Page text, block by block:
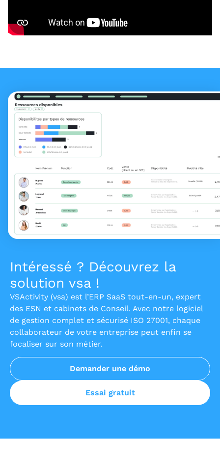
Intéressé ? Découvrez la
solution vsa !
VSActivity (vsa) est l’ERP SaaS tout-en-un, expert
des ESN et cabinets de Conseil. Avec notre logiciel
de gestion complet et sécurisé ISO 27001, chaque
collaborateur de votre entreprise peut enfin se
focaliser sur son métier.
Demander une démo
Essai gratuit